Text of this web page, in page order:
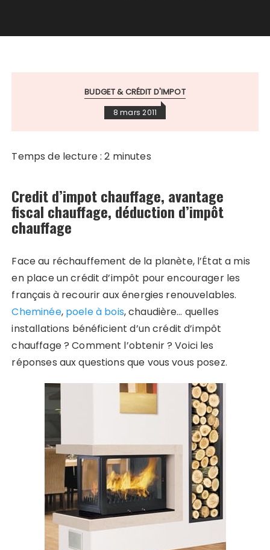
BUDGET & CRÉDIT D'IMPOT
8 mars 2011
Temps de lecture :2 minutes
Credit d’impot chauffage, avantage
fiscal chauffage, déduction d’impôt
chauffage
Face au réchauffement de la planète, l’État a mis
en place un crédit d’impôt pour encourager les
français à recourir aux énergies renouvelables.
Cheminée, poele à bois, chaudière… quelles
installations bénéficient d’un crédit d’impôt
chauffage ? Comment l’obtenir ? Voici les
réponses aux questions que vous vous posez.